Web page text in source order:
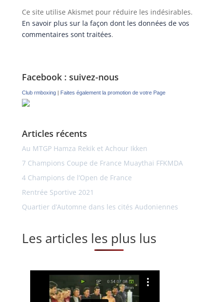
Ce site utilise Akismet pour réduire les indésirables.
En savoir plus sur la façon dont les données de vos
commentaires sont traitées.
Facebook : suivez-nous
Club rmboxing| Faites également la promotion de votre Page
Articles récents
Au MTGP Hamza Rekik et Achour Ikken
7 Champions Coupe de France Muaythai FFKMDA
4 Champions de l’Open de France
Rentrée Sportive 2021
Quartier d’Automne dans les cités Audoniennes
Les articles les plus lus